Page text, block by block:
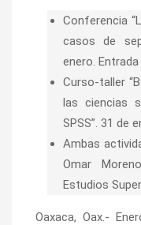
Conferencia
casos de
enero. Entrada
Curso-taller
las ciencias
SPSS”. 31 de
Ambas
Omar
Estudios
Oaxaca, Oax.-